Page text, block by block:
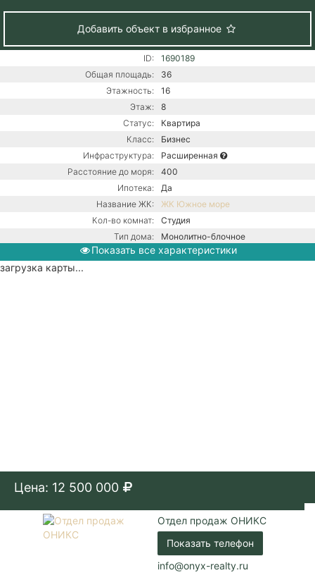
Добавить объект в избранное
ID:
1690189
Общая площадь:
36
Этажность:
16
Этаж:
8
Статус:
Квартира
Класс:
Бизнес
Инфраструктура:
Расширенная
Расстояние до моря:
400
Ипотека:
Да
Название ЖК:
ЖК Южное море
Кол-во комнат:
Студия
Тип дома:
Монолитно-блочное
Вид из окон:
На море
Показать все характеристики
загрузка карты...
Цена: 12 500 000
Отдел продаж ОНИКС
Показать телефон
info@onyx-realty.ru